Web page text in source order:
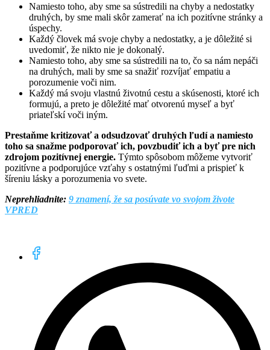
Namiesto toho, aby sme sa sústredili na chyby a nedostatky
druhých, by sme mali skôr zamerať na ich pozitívne stránky a
úspechy.
Každý človek má svoje chyby a nedostatky, a je dôležité si
uvedomiť, že nikto nie je dokonalý.
Namiesto toho, aby sme sa sústredili na to, čo sa nám nepáči
na druhých, mali by sme sa snažiť rozvíjať empatiu a
porozumenie voči nim.
Každý má svoju vlastnú životnú cestu a skúsenosti, ktoré ich
formujú, a preto je dôležité mať otvorenú myseľ a byť
priateľskí voči iným.
Prestaňme kritizovať a odsudzovať druhých ľudí a namiesto
toho sa snažme podporovať ich, povzbudiť ich a byť pre nich
zdrojom pozitívnej energie. Týmto spôsobom môžeme vytvoriť
pozitívne a podporujúce vzťahy s ostatnými ľuďmi a prispieť k
šíreniu lásky a porozumenia vo svete.
Neprehliadnite: 9 znamení, že sa posúvate vo svojom živote
VPRED